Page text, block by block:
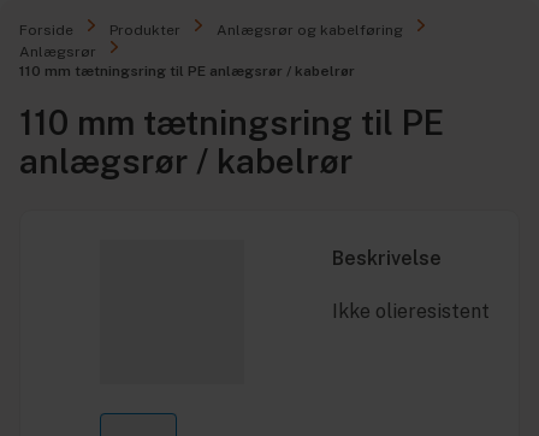
Forside Produkter
Anlægsrør og kabelføring
Anlægsrør
110 mm tætningsring til PE anlægsrør / kabelrør
110 mm tætningsring til PE
anlægsrør / kabelrør
Beskrivelse
Ikke olieresistent